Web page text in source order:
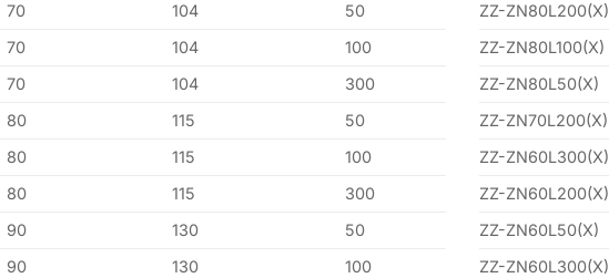
70 104
50
70 104
100
70 104
300
80 115
50
80 115
100
80 115
300
90 130
50
90 130
100
ZZ-ZN80L200(X)
ZZ-ZN80L100(X)
ZZ-ZN80L50(X)
ZZ-ZN70L200(X)
ZZ-ZN60L300(X)
ZZ-ZN60L200(X)
ZZ-ZN60L50(X)
ZZ-ZN60L300(X)